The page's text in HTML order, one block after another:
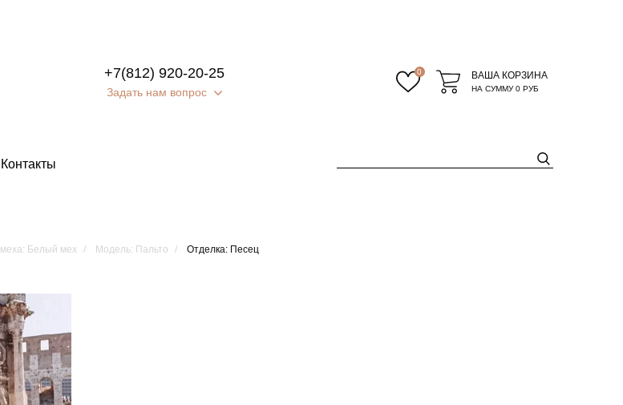
+7(812) 920-20-25
Задать нам вопрос
0 ВАША КОРЗИНА
НА СУММУ0 РУБ
Контакты
Белый мех Модель: Пальто Отделка: Песец